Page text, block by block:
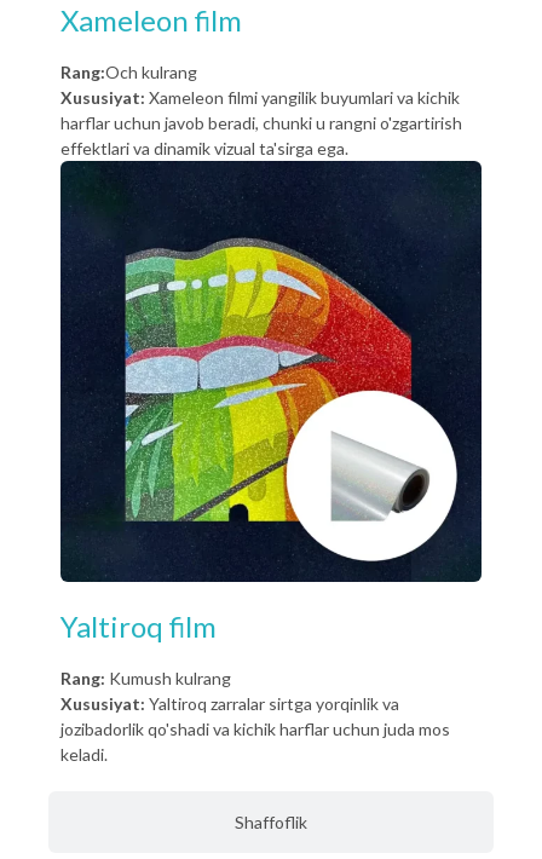
Shaffoflik
Xameleon film
Rang:Och kulrang
Xususiyat: Xameleon filmi yangilik buyumlari va kichik
harflar uchun javob beradi, chunki u rangni o'zgartirish
effektlari va dinamik vizual ta'sirga ega.
Yaltiroq film
Rang: Kumush kulrang
Xususiyat: Yaltiroq zarralar sirtga yorqinlik va
jozibadorlik qo'shadi va kichik harflar uchun juda mos
keladi.